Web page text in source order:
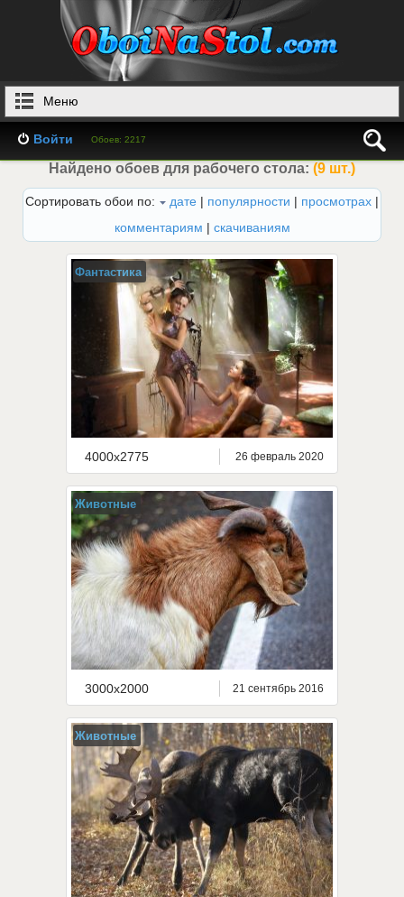
Меню
Войти Обоев: 2217
Найдено обоев для рабочего стола: (9 шт.)
Сортировать обои по: дате | популярности | просмотрах |
комментариям | скачиваниям
Фантастика
4000x2775 26 февраль 2020
Животные
3000x2000 21 сентябрь 2016
Животные